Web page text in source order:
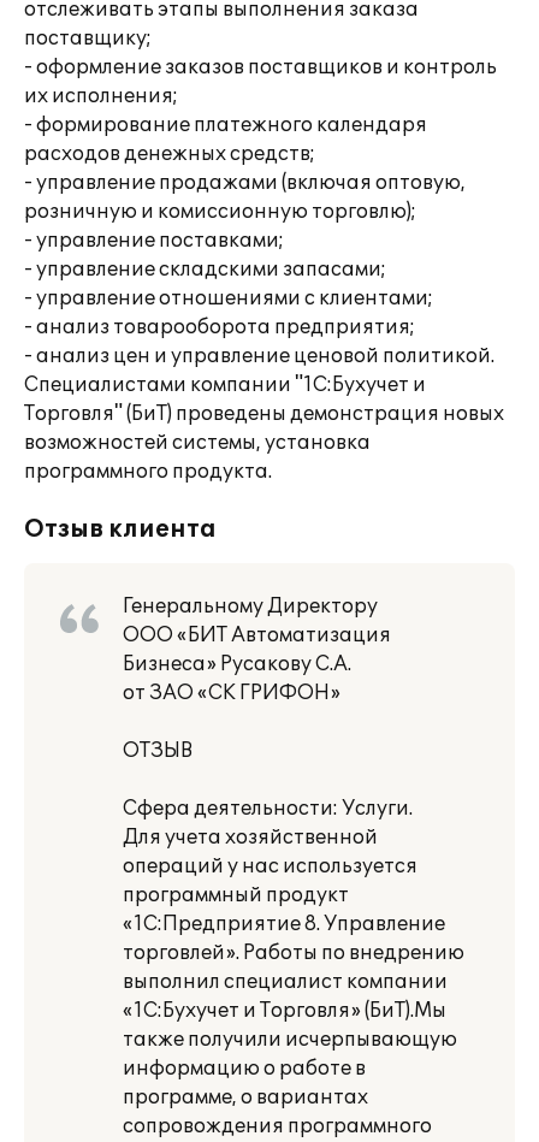
отслеживать этапы выполнения заказа
поставщику;
- оформление заказов поставщиков и контроль
их исполнения;
- формирование платежного календаря
расходов денежных средств;
- управление продажами (включая оптовую,
розничную и комиссионную торговлю);
- управление поставками;
- управление складскими запасами;
- управление отношениями с клиентами;
- анализ товарооборота предприятия;
- анализ цен и управление ценовой политикой.
Специалистами компании "1С:Бухучет и
Торговля" (БиТ) проведены демонстрация новых
возможностей системы, установка
программного продукта.
Отзыв клиента
Генеральному Директору
ООО «БИТ Автоматизация
Бизнеса» Русакову С.А.
от ЗАО «СК ГРИФОН»
ОТЗЫВ
Сфера деятельности: Услуги.
Для учета хозяйственной
операций у нас используется
программный продукт
«1С:Предприятие 8. Управление
торговлей». Работы по внедрению
выполнил специалист компании
«1С:Бухучет и Торговля» (БиТ).Мы
также получили исчерпывающую
информацию о работе в
программе, о вариантах
сопровождения программного